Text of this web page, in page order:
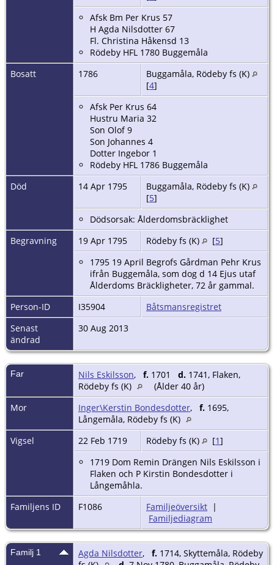
Afsk Bm Per Krus 57
H Agda Nilsdotter 67
Fl. Christina Håkensd 13
Rödeby HFL 1780 Buggemåla
Bosatt
1786
Buggamåla, Rödeby fs (K)
[4]
Afsk Per Krus 64
Hustru Maria 32
Son Olof 9
Son Johannes 4
Dotter Ingebor 1
Rödeby HFL 1786 Buggemåla
Död
14 Apr 1795
Buggamåla, Rödeby fs (K)
[5]
Dödsorsak: Ålderdomsbräcklighet
Begravning
19 Apr 1795 Rödeby fs (K) [5]
1795 19 April Begrofs Gårdman Pehr Krus
ifrån Buggemåla, som dog d 14 Ejus utaf
Ålderdoms Bräckligheter, 72 år gammal.
Person-ID
I35904
Båtsmansregistret
Senast
ändrad
30 Aug 2013
Far Nils Eskilsson, f. 1701 d. 1741, Flaken,
Rödeby fs (K)
(Ålder 40 år)
Mor
Inger\Kerstin Bondesdotter, f. 1695,
Långemåla, Rödeby fs (K)
Vigsel
22 Feb 1719 Rödeby fs (K) [1]
1719 Dom Remin Drängen Nils Eskilsson i
Flaken och P Kirstin Bondesdotter i
Långemåhla.
Familjens ID
F1086 Familjeöversikt |
Familjediagram
Familj 1 Agda Nilsdotter, f. 1714, Skyttemåla, Rödeby